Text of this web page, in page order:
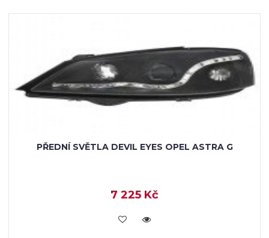
PŘEDNÍ SVĚTLA DEVIL EYES OPEL ASTRA G
7 225 Kč
KOUPIT